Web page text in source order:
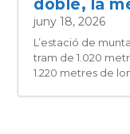
doble, la
juny 18, 2026
L’estació de
tram de 1.020
1.220 metres de